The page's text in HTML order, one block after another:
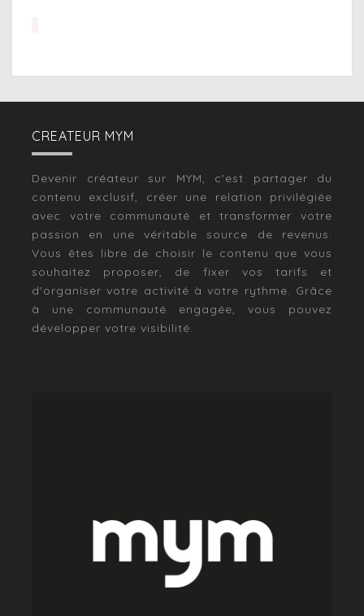
CREATEUR MYM
Devenir créateur sur MYM, c'est partager du
contenu exclusif, créer une relation privilégiée
avec votre communauté et transformer votre
passion en une véritable source de revenus.
Vous êtes libre de choisir le contenu que vous
souhaitez proposer, de fixer vos tarifs et
d'organiser votre activité à votre rythme. Grâce
à une communauté engagée, vous pouvez
développer votre visibilité.